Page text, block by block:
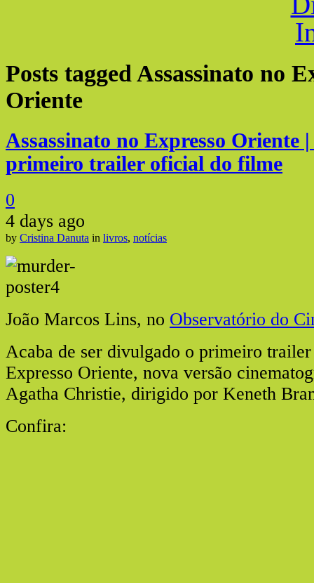
Posts taggedAssassinato no
Oriente
Assassinato no Expresso Oriente
primeiro trailer oficial do filme
0
4 days ago
by Cristina Danuta in livros, notícias
João Marcos Lins, no Observatório do
Acaba de ser divulgado o primeiro trailer
Expresso Oriente, nova versão
Agatha Christie, dirigido por Keneth
Confira: